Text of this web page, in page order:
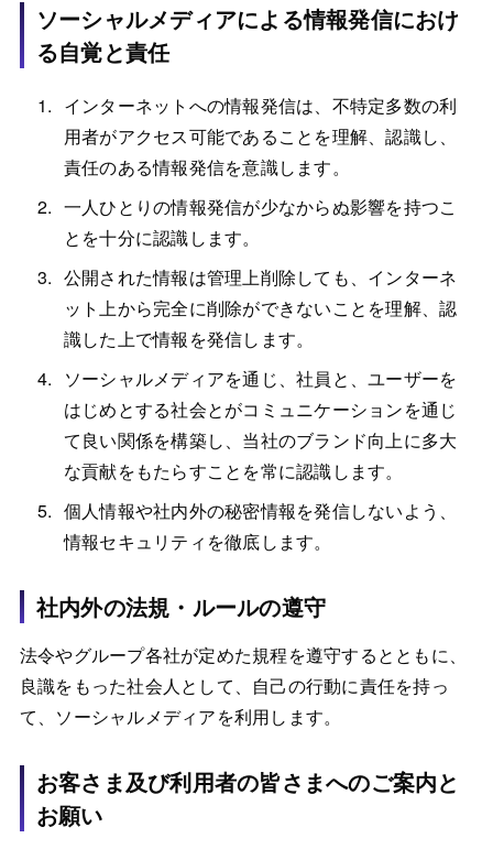
ソーシャルメディアによる情報発信におけ
る自覚と責任
インターネットへの情報発信は、不特定多数の利
用者がアクセス可能であることを理解、認識し、
責任のある情報発信を意識します。
一人ひとりの情報発信が少なからぬ影響を持つこ
とを十分に認識します。
公開された情報は管理上削除しても、インターネ
ット上から完全に削除ができないことを理解、認
識した上で情報を発信します。
ソーシャルメディアを通じ、社員と、ユーザーを
はじめとする社会とがコミュニケーションを通じ
て良い関係を構築し、当社のブランド向上に多大
な貢献をもたらすことを常に認識します。
個人情報や社内外の秘密情報を発信しないよう、
情報セキュリティを徹底します。
社内外の法規・ルールの遵守
法令やグループ各社が定めた規程を遵守するとともに、
良識をもった社会人として、自己の行動に責任を持っ
て、ソーシャルメディアを利用します。
お客さま及び利用者の皆さまへのご案内と
お願い